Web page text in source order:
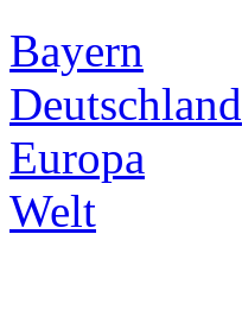
Bayern
Deutschland
Europa
Welt